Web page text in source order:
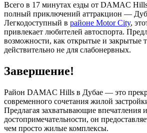
Всего в 17 минутах езды от DAMAC Hills
полный приключений аттракцион —
Легкодоступный в районе Motor City,
привлекает любителей автоспорта.
возможности, как открытые и закрытые
действительно не для слабонервных.
Завершение!
Район DAMAC Hills в Дубае — это
современного сочетания жилой
Предлагая захватывающие впечатления и
достопримечательности, он
чем просто жилые комплексы.